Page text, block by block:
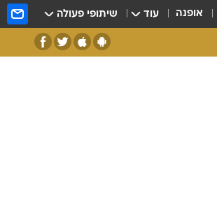
אופנה עוד שיתופי פעולה